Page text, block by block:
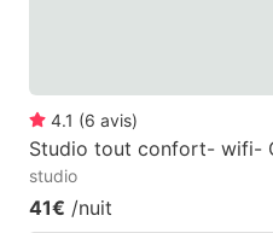
4.1 (6 avis)
Studio tout confort- wifi-
studio
41€ /nuit